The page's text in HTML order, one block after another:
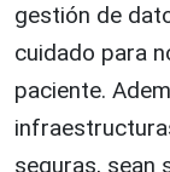
gestión de
cuidado para
paciente.
seguras, sean